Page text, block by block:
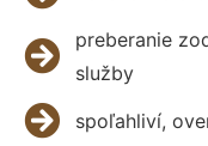
preberanie
služby
spoľahliví,